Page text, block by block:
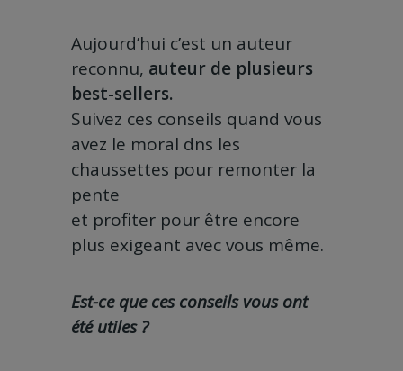
Aujourd’hui c’est un auteur
reconnu, auteur de plusieurs
best-sellers.
Suivez ces conseils quand vous
avez le moral dns les
chaussettes pour remonter la
pente
et profiter pour être encore
plus exigeant avec vous même.
Est-ce que ces conseils vous ont
été utiles ?